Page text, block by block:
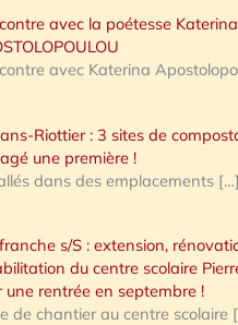
avec la poétesse Katerina
avec Katerina
Riottier : 3 sites de
une première !
dans des emplacements […]
s/S : extension,
du centre scolaire
une rentrée en septembre !
de chantier au centre scolaire